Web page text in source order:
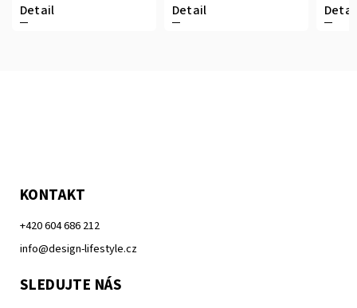
Detail Detail
KONTAKT
+420 604 686 212
info@design-lifestyle.cz
SLEDUJTE NÁS